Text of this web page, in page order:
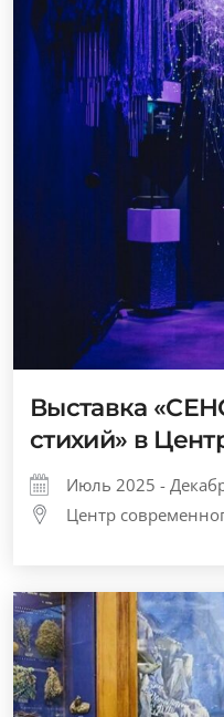
Выставка
стихий» в
Июль 2025 -
Центр